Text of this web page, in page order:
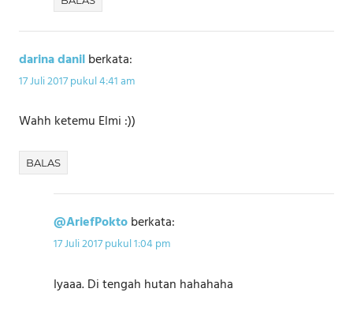
darina danilberkata:
17 Juli 2017 pukul 4:41 am
Wahh ketemu Elmi :))
BALAS
@AriefPoktoberkata:
17 Juli 2017 pukul 1:04 pm
Iyaaa. Di tengah hutan hahahaha